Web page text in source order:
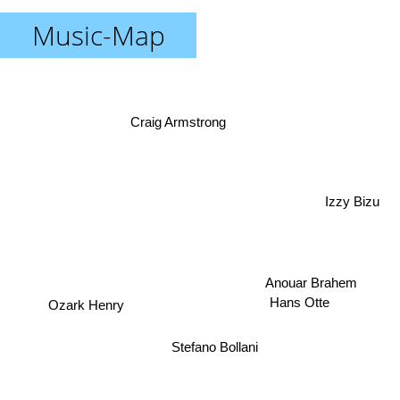
Music-Map
Stefano Bollani
Hans Otte
Craig Armstrong
Izzy Bizu